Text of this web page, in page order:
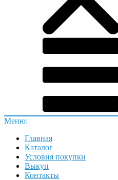
Меню:
Главная
Каталог
Условия покупки
Выкуп
Контакты